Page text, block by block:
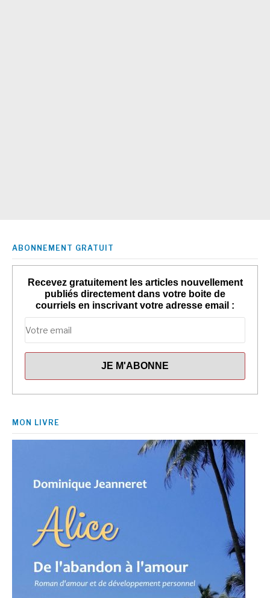
ABONNEMENT GRATUIT
Recevez gratuitement les articles nouvellement
publiés directement dans votre boite de
courriels en inscrivant votre adresse email :
MON LIVRE